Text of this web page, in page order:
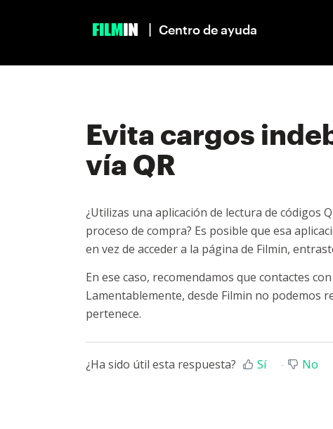
| Centro de ayuda
Evita cargos
vía QR
¿Utilizas una aplicación de lectura de códigos
proceso de compra? Es posible que esa
en vez de acceder a la página de Filmin,
En ese caso, recomendamos que contactes
Lamentablemente, desde Filmin no podemos
pertenece.
¿Ha sido útil esta respuesta? Sí No